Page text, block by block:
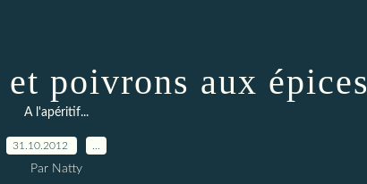
et poivrons aux épices
A l'apéritif...
31.10.2012
Par Natty